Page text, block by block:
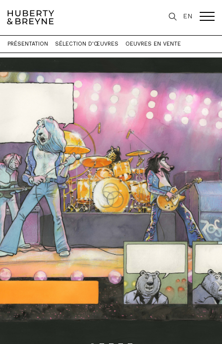
EN
Accueil > Expositions > Les Sauvages Animaux
PRÉSENTATION SÉLECTION D'ŒUVRES OEUVRES EN VENTE